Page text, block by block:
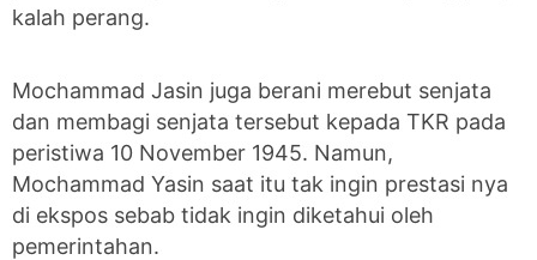
kalah perang.
Mochammad Jasin juga berani merebut senjata
dan membagi senjata tersebut kepada TKR pada
peristiwa 10 November 1945. Namun,
Mochammad Yasin saat itu tak ingin prestasi nya
di ekspos sebab tidak ingin diketahui oleh
pemerintahan.